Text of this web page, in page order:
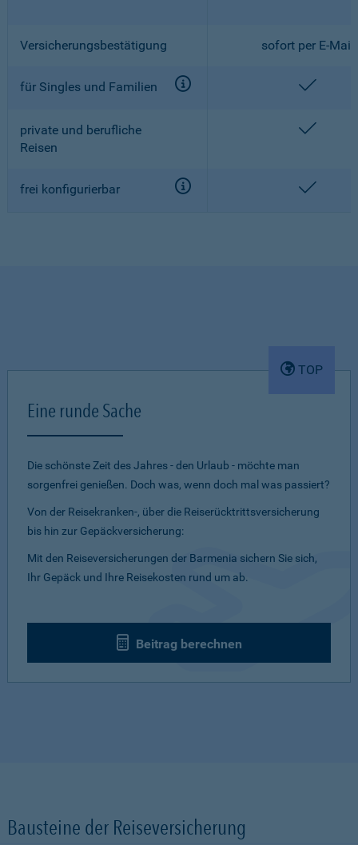
Versicherungsbestätigung sofort per E-Mail
für Singles und Familien
private und berufliche
Reisen
frei konfigurierbar
TOP
Eine runde Sache
Die schönste Zeit des Jahres - den Urlaub - möchte man
sorgenfrei genießen. Doch was, wenn doch mal was passiert?
Von der Reisekranken-, über die Reiserücktrittsversicherung
bis hin zur Gepäckversicherung:
Mit den Reiseversicherungen der Barmenia sichern Sie sich,
Ihr Gepäck und Ihre Reisekosten rund um ab.
Beitrag berechnen
Bausteine der Reiseversicherung